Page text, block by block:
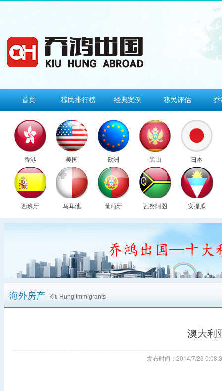
首页 移民排行榜 经典案例 移民评估 乔
香港 美国 欧洲 黑山 日本
西班牙 马耳他 葡萄牙 瓦努阿图 安提瓜
海外房产 Kiu Hung Immigrants
澳大利
发布时间：2014/7/23